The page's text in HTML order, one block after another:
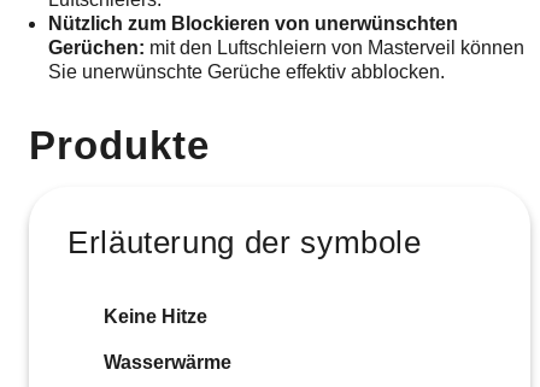
Nützlich zum Blockieren von unerwünschten
Gerüchen: mit den Luftschleiern von Masterveil können
Sie unerwünschte Gerüche effektiv abblocken.
Produkte
Erläuterung der symbole
Keine Hitze
Wasserwärme